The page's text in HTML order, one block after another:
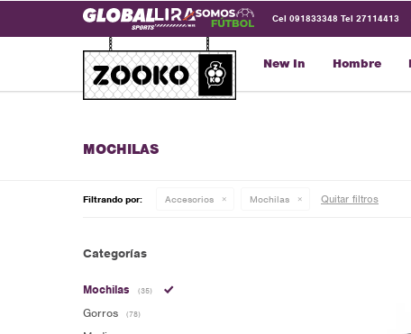
New In Hombre
Cel 091833348 Tel 27114413
MOCHILAS
Filtrando por: Accesorios Mochilas Quitar filtros
Categorías
Mochilas (35)
Gorros (78)